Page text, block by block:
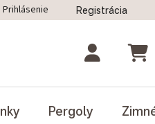
od zmluvy
Prihlásenie Registrácia
Pergoly